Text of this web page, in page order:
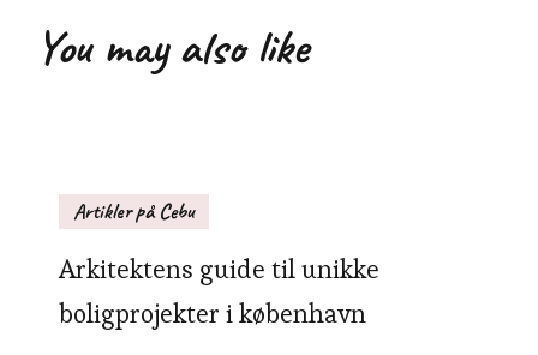
You may also like
Artikler på Cebu
Arkitektens guide til unikke
boligprojekter i københavn